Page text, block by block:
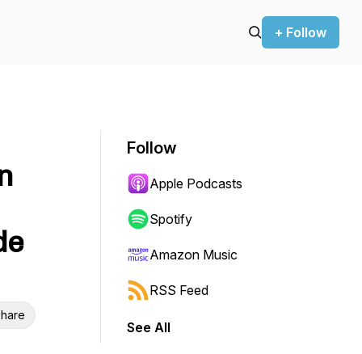
+ Follow
Follow
Apple Podcasts
Spotify
Amazon Music
RSS Feed
See All